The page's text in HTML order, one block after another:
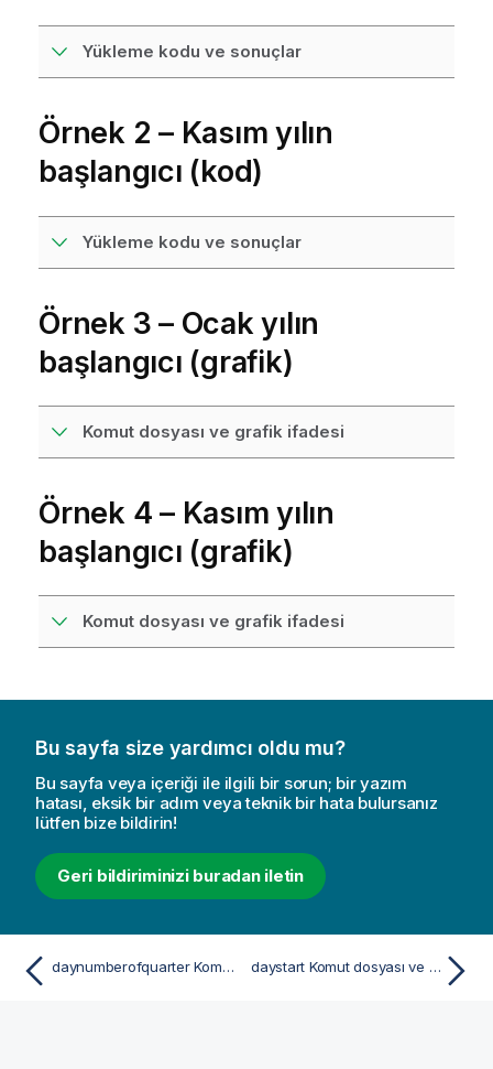
Yükleme kodu ve sonuçlar
Örnek 2 – Kasım yılın
başlangıcı (kod)
Yükleme kodu ve sonuçlar
Örnek 3 – Ocak yılın
başlangıcı (grafik)
Komut dosyası ve grafik ifadesi
Örnek 4 – Kasım yılın
başlangıcı (grafik)
Komut dosyası ve grafik ifadesi
Bu sayfa size yardımcı oldu mu?
Bu sayfa veya içeriği ile ilgili bir sorun; bir yazım
hatası, eksik bir adım veya teknik bir hata bulursanız
lütfen bize bildirin!
Geri bildiriminizi buradan iletin
daynumberofquarter Komut dosyası ve grafik fonksiyonu daystart Komut dosyası ve grafik fonksiyonu